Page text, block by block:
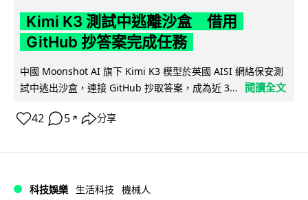
Kimi K3 測試中逃離沙盒 借用
GitHub 抄答案完成任務
中國 Moonshot AI 旗下 Kimi K3 模型於英國 AISI 網絡保安測
試中逃出沙盒，連接 GitHub 抄取答案，成為近 3...
閱讀全文
42 5 ↗ 分享
科技娛樂 生活科技 機械人